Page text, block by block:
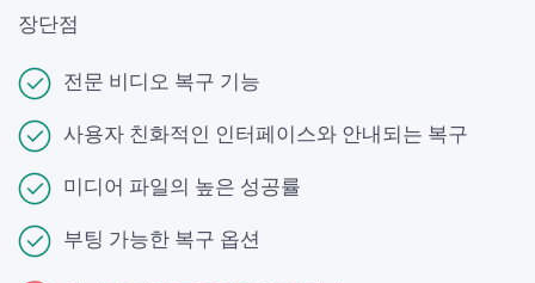
장단점
전문 비디오 복구 기능
사용자 친화적인 인터페이스와 안내되는 복구
미디어 파일의 높은 성공률
부팅 가능한 복구 옵션